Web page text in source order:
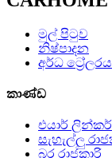
මුල් පිටුව
නිෂ්පාදන
අර්ධ ට්‍රේලරය
කාණ්ඩ
එයාර් ලින්කර්
සැහැල්ලු
බර රාජකාරි